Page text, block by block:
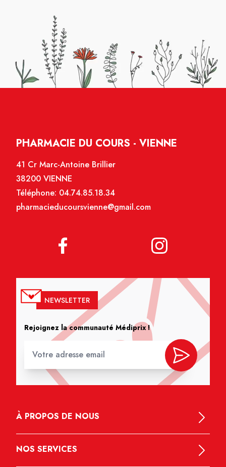
PHARMACIE DU COURS - VIENNE
41 Cr Marc-Antoine Brillier
38200 VIENNE
Téléphone: 04.74.85.18.34
pharmacieducoursvienne@gmail.com
NEWSLETTER
Rejoignez la communauté Médiprix !
À PROPOS DE NOUS
NOS SERVICES